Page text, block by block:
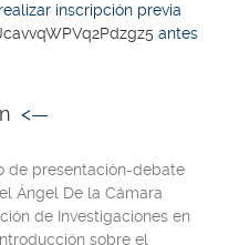
inscripción previa
antes
<—
de presentación-debate
Ángel De la Cámara
de Investigaciones en
sobre el